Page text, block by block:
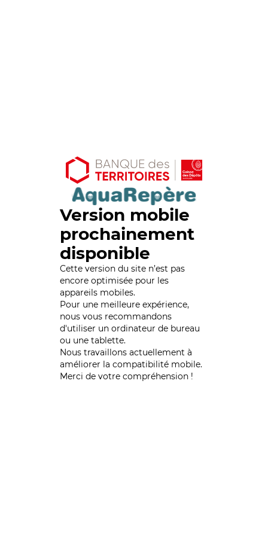
Version mobile
prochainement
disponible
Cette version du site n’est pas
encore optimisée pour les
appareils mobiles.
Pour une meilleure expérience,
nous vous recommandons
d'utiliser un ordinateur de bureau
ou une tablette.
Nous travaillons actuellement à
améliorer la compatibilité mobile.
Merci de votre compréhension !